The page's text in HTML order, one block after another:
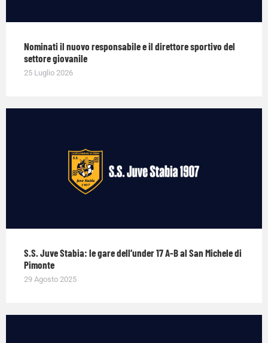
Nominati il nuovo responsabile e il direttore sportivo del
settore giovanile
25 Luglio 2026
S.S. Juve Stabia: le gare dell’under 17 A-B al San Michele di
Pimonte
29 Agosto 2025